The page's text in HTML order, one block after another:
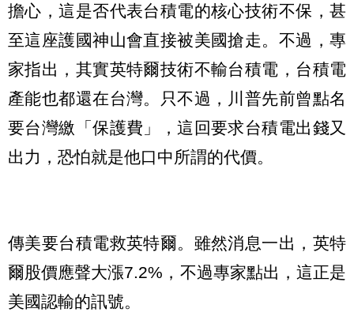
擔心，這是否代表台積電的核心技術不保，甚
至這座護國神山會直接被美國搶走。不過，專
家指出，其實英特爾技術不輸台積電，台積電
產能也都還在台灣。只不過，川普先前曾點名
要台灣繳「保護費」，這回要求台積電出錢又
出力，恐怕就是他口中所謂的代價。
傳美要台積電救英特爾。雖然消息一出，英特
爾股價應聲大漲7.2%，不過專家點出，這正是
美國認輸的訊號。